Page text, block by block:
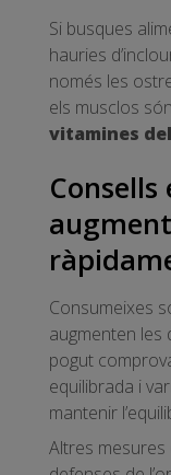
Si busques
hauries
només les
els musclos
vitamines
Consumeixes
augmenten les
pogut
equilibrada i
mantenir
Altres